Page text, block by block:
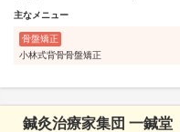
主なメニュー
骨盤矯正
小林式背骨骨盤矯正
鍼灸治療家集団 一鍼堂